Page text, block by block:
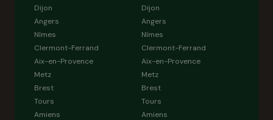
Dijon
Angers
Nîmes
Clermont-Ferrand
Aix-en-Provence
Metz
Brest
Tours
Amiens
Dijon
Angers
Nîmes
Clermont-Ferrand
Aix-en-Provence
Metz
Brest
Tours
Amiens